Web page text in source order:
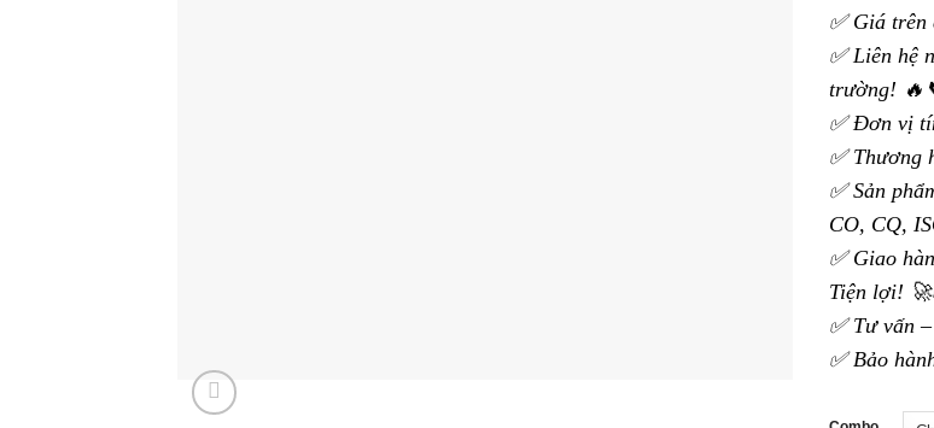
✅ Giá
✅ Liên hệ
trường!
✅ Đơn vị
✅
✅ Sản
CO, CQ,
✅ Giao
Tiện lợi!
✅ Tư vấn
✅ Bảo